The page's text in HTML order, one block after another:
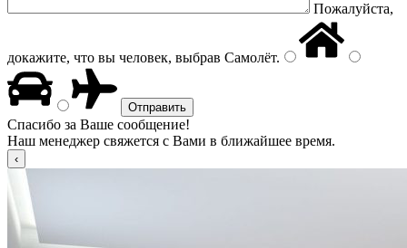
Пожалуйста,
докажите, что вы человек, выбрав Самолёт.
Спасибо за Ваше сообщение!
Наш менеджер свяжется с Вами в ближайшее время.